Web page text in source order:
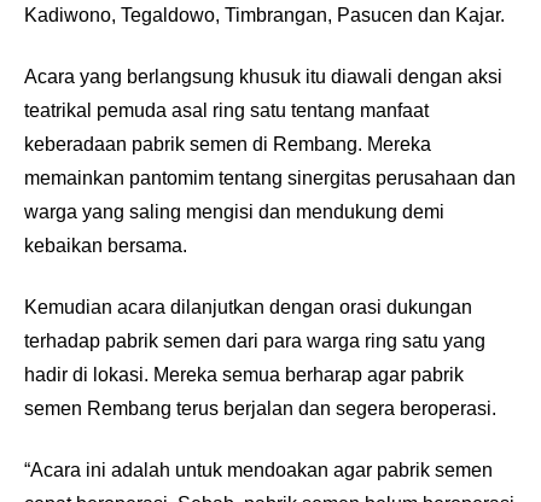
Kadiwono, Tegaldowo, Timbrangan, Pasucen dan Kajar.
Acara yang berlangsung khusuk itu diawali dengan aksi
teatrikal pemuda asal ring satu tentang manfaat
keberadaan pabrik semen di Rembang. Mereka
memainkan pantomim tentang sinergitas perusahaan dan
warga yang saling mengisi dan mendukung demi
kebaikan bersama.
Kemudian acara dilanjutkan dengan orasi dukungan
terhadap pabrik semen dari para warga ring satu yang
hadir di lokasi. Mereka semua berharap agar pabrik
semen Rembang terus berjalan dan segera beroperasi.
“Acara ini adalah untuk mendoakan agar pabrik semen